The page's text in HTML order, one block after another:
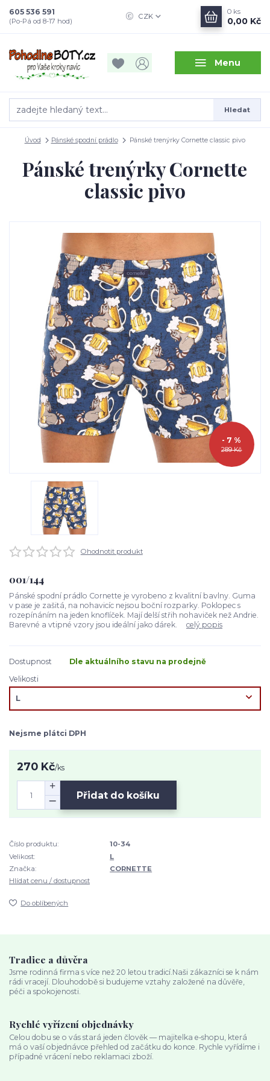
Menu
CZK
Hledat
605 536 591
(Po-Pá od 8-17 hod)
0 ks
0,00 Kč
Úvod Pánské spodní prádlo Pánské trenýrky Cornette classic pivo
Pánské trenýrky Cornette
classic pivo
289 Kč
- 7 %
Ohodnotit produkt
001/144
Pánské spodní prádlo Cornette je vyrobeno z kvalitní bavlny. Guma
v pase je zašitá, na nohavicíc nejsou boční rozparky. Poklopec s
rozepínáním na jeden knoflíček. Mají delší střih nohaviček než Andrie.
Barevné a vtipné vzory jsou ideální jako dárek. celý popis
Dostupnost
Dle aktuálního stavu na prodejně
Velikosti
Nejsme plátci DPH
270 Kč/ks
Přidat do košíku
Číslo produktu:
10-34
Velikost:
L
Značka:
CORNETTE
Hlídat cenu / dostupnost
Do oblíbených
Tradice a důvěra
Jsme rodinná firma s více než 20 letou tradicí.Naši zákazníci se k nám
rádi vracejí. Dlouhodobě si budujeme vztahy založené na důvěře,
péči a spokojenosti.
Rychlé vyřízení objednávky
Celou dobu se o vás stará jeden člověk — majitelka e‑shopu, která
má o vaší objednávce přehled od začátku do konce. Rychle vyřídíme i
případné vrácení nebo reklamaci zboží.